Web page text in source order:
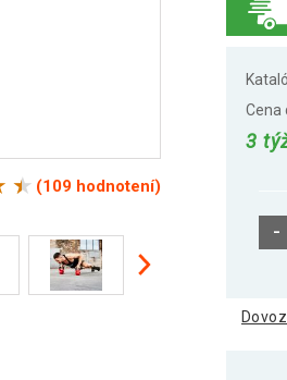
(109 hodnotení)
Cena
3
-